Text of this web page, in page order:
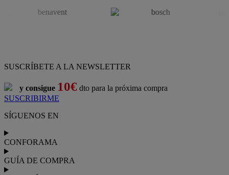
SUSCRÍBETE A LA NEWSLETTER
y consigue 10€ dto para la próxima compra
SUSCRIBIRME
SÍGUENOS EN
CONFORAMA
GUÍA DE COMPRA